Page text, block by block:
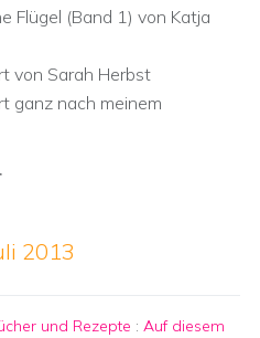
Flügel (Band 1) von Katja
von Sarah Herbst
ganz nach meinem
2013
und Rezepte : Auf diesem